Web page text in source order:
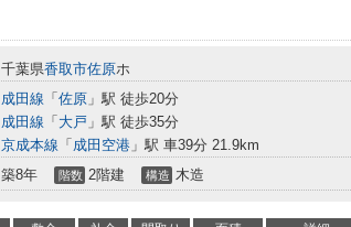
千葉県香取市佐原ホ
成田線 「 佐原 」駅 徒歩20分
成田線 「 大戸 」駅 徒歩35分
京成本線 「 成田空港 」駅 車39分 21.9km
築8年 階数 2階建 構造 木造